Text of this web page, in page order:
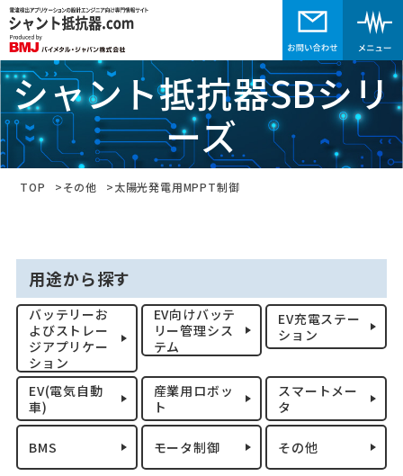
シャント抵抗器SBシリ
ーズ
TOP その他 太陽光発電用MPPT制御
用途から探す
バッテリーお
よびストレー
ジアプリケー
ション
EV向けバッテ
リー管理シス
テム
EV充電ステー
ション
EV(電気自動
車)
産業用ロボッ
ト
スマートメー
タ
BMS モータ制御 その他